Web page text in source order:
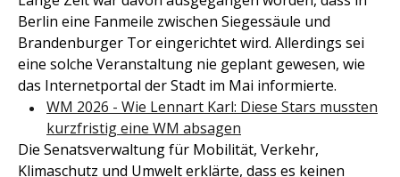
Berlin eine Fanmeile zwischen Siegessäule und
Brandenburger Tor eingerichtet wird. Allerdings sei
eine solche Veranstaltung nie geplant gewesen, wie
das Internetportal der Stadt im Mai informierte.
WM 2026 - Wie Lennart Karl: Diese Stars mussten
kurzfristig eine WM absagen
Die Senatsverwaltung für Mobilität, Verkehr,
Klimaschutz und Umwelt erklärte, dass es keinen